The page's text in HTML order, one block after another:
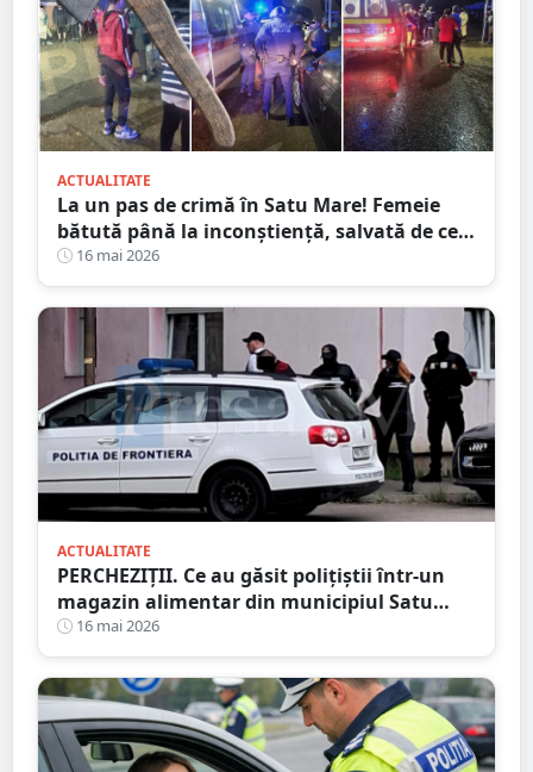
ACTUALITATE
La un pas de crimă în Satu Mare! Femeie
bătută până la inconștiență, salvată de cei
4 copilași
16 mai 2026
ACTUALITATE
PERCHEZIȚII. Ce au găsit polițiștii într-un
magazin alimentar din municipiul Satu
Mare
16 mai 2026